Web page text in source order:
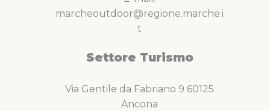
marcheoutdoor@regione.marche.i
t
Settore Turismo
Via Gentile da Fabriano 9 60125
Ancona